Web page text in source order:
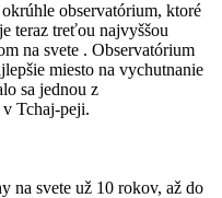
observatórium, ktoré
teraz treťou najvyššou
na svete . Observatórium
miesto na vychutnanie
sa jednou z
Tchaj-peji.
na svete už 10 rokov, až do